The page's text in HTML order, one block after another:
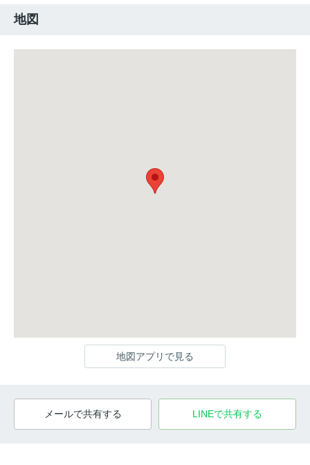
地図
地図アプリで見る
メールで共有する LINEで共有する